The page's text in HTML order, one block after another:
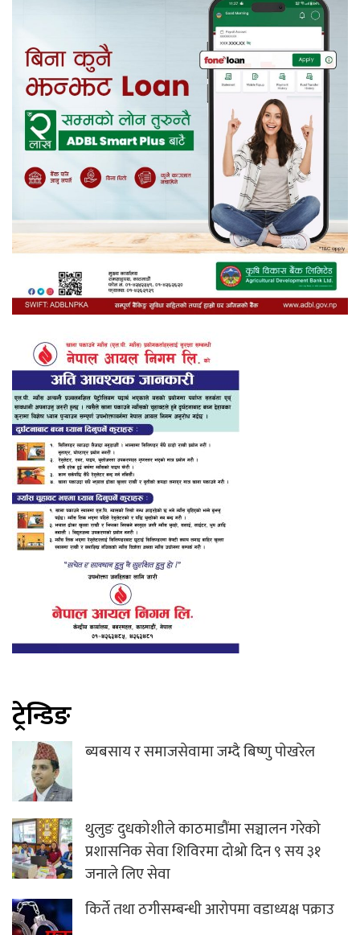
ट्रेन्डिङ
ब्यबसाय र समाजसेवामा जम्दै बिष्णु पाेखरेल
थुलुङ दुधकोशीले काठमाडौंमा सञ्चालन गरेको
प्रशासनिक सेवा शिविरमा दोश्रो दिन ९ सय ३१
जनाले लिए सेवा
किर्ते तथा ठगीसम्बन्धी आरोपमा वडाध्यक्ष पक्राउ